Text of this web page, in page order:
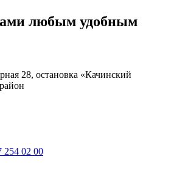
любым удобным
28, остановка «Качинский
254 02 00